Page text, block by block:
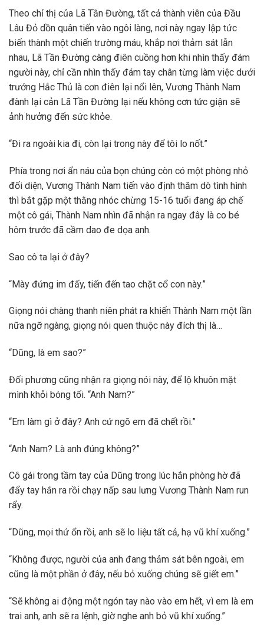
Theo chỉ thị của Lã Tần Đường, tất cả thành viên của Đầu
Lâu Đỏ dồn quân tiến vào ngôi làng, nơi này ngay lập tức
biến thành một chiến trường máu, khắp nơi thảm sát lẫn
nhau, Lã Tần Đường càng điên cuồng hơn khi nhìn thấy đám
người này, chỉ cần nhìn thấy đám tay chân từng làm việc dưới
trướng Hắc Thủ là cơn điên lại nổi lên, Vương Thành Nam
đành lại cản Lã Tần Đường lại nếu không cơn tức giận sẽ
ảnh hưởng đến sức khỏe.
“Đi ra ngoài kia đi, còn lại trong này để tôi lo nốt.”
Phía trong nơi ẩn náu của bọn chúng còn có một phòng nhỏ
đối diện, Vương Thành Nam tiến vào định thăm dò tình hình
thì bắt gặp một thằng nhóc chừng 15-16 tuổi đang áp chế
một cô gái, Thành Nam nhìn đã nhận ra ngay đây là co bé
hôm trước đã cầm dao đe dọa anh.
Sao cô ta lại ở đây?
“Mày đứng im đấy, tiến đến tao chặt cổ con này.”
Giọng nói chàng thanh niên phát ra khiến Thành Nam một lần
nữa ngỡ ngàng, giọng nói quen thuộc này đích thị là…
“Dũng, là em sao?”
Đối phương cũng nhận ra giọng nói này, để lộ khuôn mặt
mình khỏi bóng tối. “Anh Nam?”
“Em làm gì ở đây? Anh cứ ngõ em đã chết rồi.”
“Anh Nam? Là anh đúng không?”
Cô gái trong tầm tay của Dũng trong lúc hắn phòng hờ đã
đẩy tay hắn ra rồi chạy nấp sau lưng Vương Thành Nam run
rẩy.
“Dũng, mọi thứ ổn rồi, anh sẽ lo liệu tất cả, hạ vũ khí xuống.”
“Không được, người của anh đang thảm sát bên ngoài, em
cũng là một phần ở đây, nếu bỏ xuống chúng sẽ giết em.”
“Sẽ không ai động một ngón tay nào vào em hết, vì em là em
trai anh, anh sẽ ra lệnh, giờ nghe anh bỏ vũ khí xuống.”